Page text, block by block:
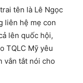
tên là Lê Ngọc
liên hệ mẹ con
lên quốc hội,
TQLC Mỹ yêu
vắn tắt nói cho